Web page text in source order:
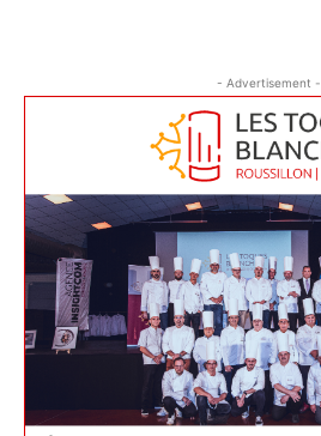
- Advertisement -